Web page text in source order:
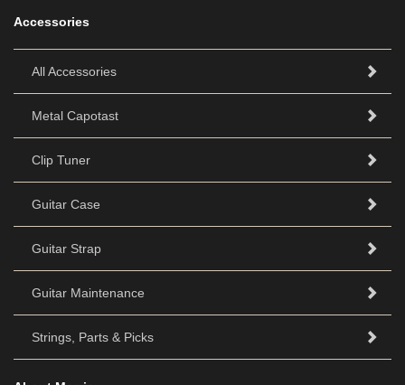
Accessories
All Accessories
Metal Capotast
Clip Tuner
Guitar Case
Guitar Strap
Guitar Maintenance
Strings, Parts & Picks